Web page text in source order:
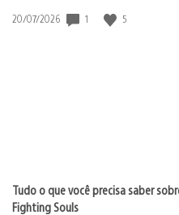
Data
20/07/2026 1 5
Tudo o que você precisa saber
Fighting Souls